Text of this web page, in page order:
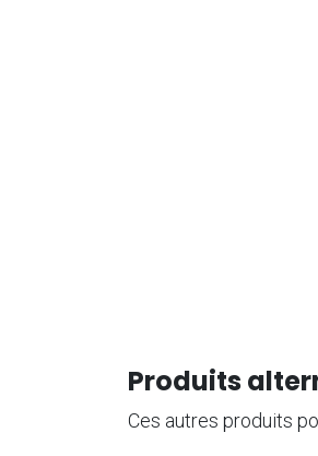
Produits
Ces autres produits